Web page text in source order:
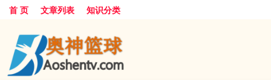
首 页 文章列表 知识分类